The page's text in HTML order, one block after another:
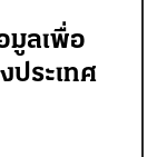
มูลเพื่อ
ประเทศ